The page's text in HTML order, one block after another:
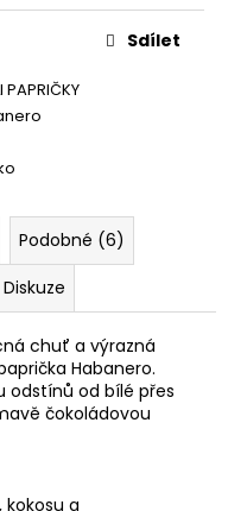
PAPRIČKY
Sdílet
Podobné (6)
Diskuze
chuť a výrazná
Habanero.
odstínů od bílé přes
čokoládovou
kokosu a